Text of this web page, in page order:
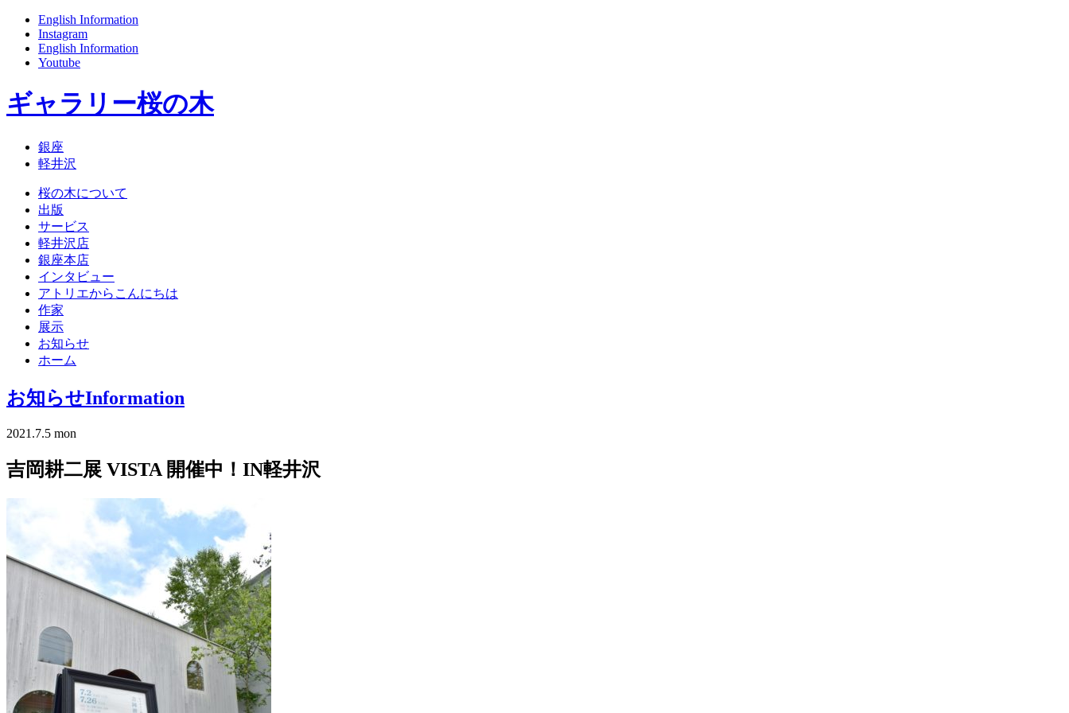
English Information
Instagram
English Information
Youtube
ギャラリー桜の木
銀座
軽井沢
桜の木について
出版
サービス
軽井沢店
銀座本店
インタビュー
アトリエからこんにちは
作家
展示
お知らせ
ホーム
お知らせInformation
2021.7.5 mon
吉岡耕二展 VISTA 開催中！IN軽井沢